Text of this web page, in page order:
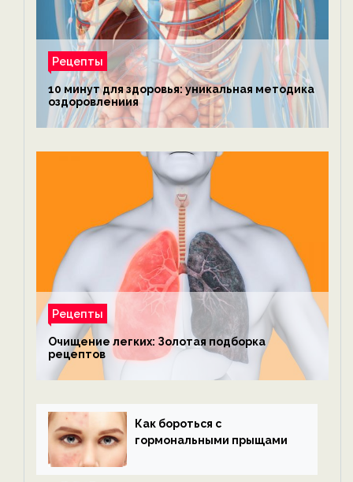
Рецепты
10 минут для здоровья: уникальная методика
оздоровлениия
Рецепты
Очищение легких: Золотая подборка
рецептов
Как бороться с
гормональными прыщами